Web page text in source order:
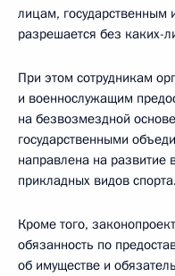
лицам,
разрешается без каких-
При этом сотрудникам
и военнослужащим
на безвозмездной
государственными
направлена на развитие
прикладных видов спорта.
Кроме того,
обязанность по
об имуществе и